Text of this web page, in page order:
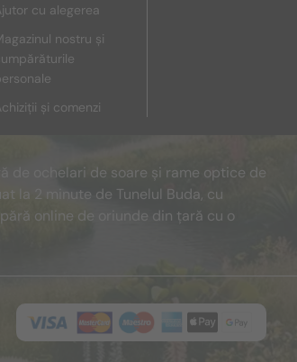
cu alegerea
nostru și
și comenzi
de ochelari de soare și rame optice de
la 2 minute de Tunelul Buda, cu
online de oriunde din țară cu o